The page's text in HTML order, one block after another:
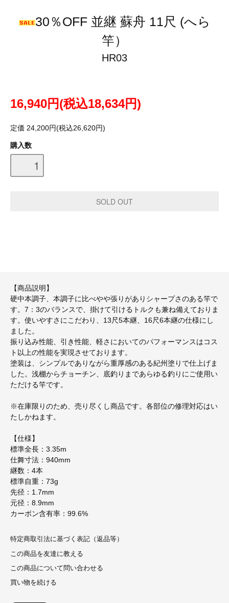
30％OFF 並継 蘇舟 11尺 (へら
竿）
HR03
16,940円(税込18,634円)
定価 24,200円(税込26,620円)
購入数
【商品説明】
硬中本調子、本調子に比べやや張りがありシャープさのある竿で
す。7：3のバランスで、掛けて引けるトルクも兼ね備えておりま
す。使いやすさにこだわり、13尺5本継、16尺6本継の仕様にし
ました。
振り込み性能、引き性能、軽さにおいてのパフォーマンスはコス
ト以上の性能を実現させております。
塗装は、シンプルでありながら重厚感のある紀州塗りで仕上げま
した。浅棚からチョーチン、底釣りまであらゆる釣りにご使用い
ただける竿です。
※在庫限りのため、売り尽くし商品です。各部位の修理対応はい
たしかねます。
【仕様】
標準全長：3.35m
仕舞寸法：940mm
継数：4本
標準自重：73g
先径：1.7mm
元径：8.9mm
カーボン含有率：99.6%
特定商取引法に基づく表記（返品等）
この商品を友達に教える
この商品について問い合わせる
買い物を続ける